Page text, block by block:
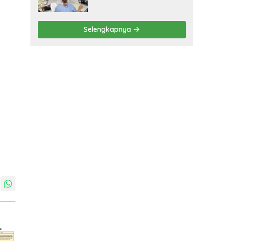
Selengkapnya